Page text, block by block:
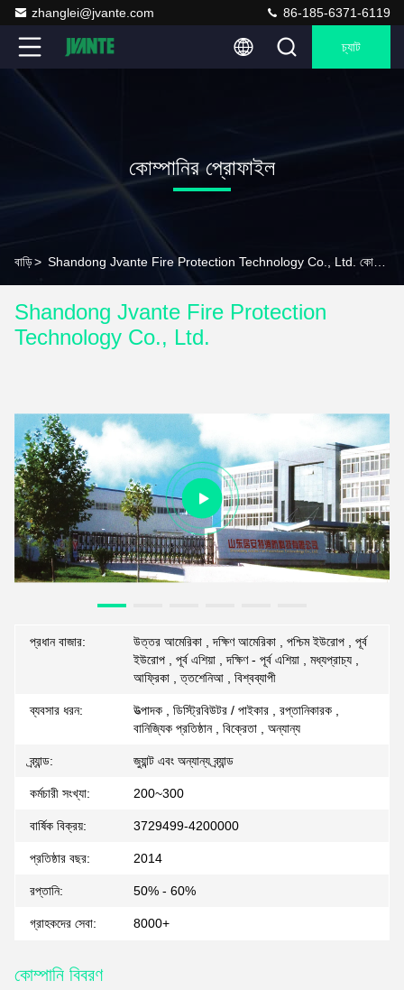
zhanglei@jvante.com 86-185-6371-6119
চ্যাট
কোম্পানির প্রোফাইল
বাড়ি>
Shandong Jvante Fire Protection
Technology Co., Ltd.
প্রধান বাজার:
উত্তর আমেরিকা , দক্ষিণ আমেরিকা , পশ্চিম ইউরোপ , পূর্ব
ইউরোপ , পূর্ব এশিয়া , দক্ষিণ - পূর্ব এশিয়া , মধ্যপ্রাচ্য ,
আফ্রিকা , ত্তশেনিআ , বিশ্বব্যাপী
ব্যবসার ধরন:
উত্পাদক , ডিস্ট্রিবিউটর / পাইকার , রপ্তানিকারক ,
বানিজ্যিক প্রতিষ্ঠান , বিক্রেতা , অন্যান্য
ব্র্যান্ড: জুয়ান্ট এবং অন্যান্য ব্র্যান্ড
কর্মচারী সংখ্যা: 200~300
বার্ষিক বিক্রয়: 3729499-4200000
প্রতিষ্ঠার বছর: 2014
রপ্তানি: 50% - 60%
গ্রাহকদের সেবা: 8000+
কোম্পানি বিবরণ